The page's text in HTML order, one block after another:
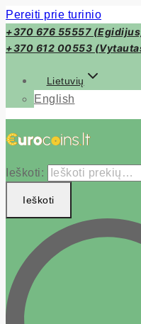
Pereiti prie turinio
+370 676 55557
+370 612 00553
Lietuvių
English
Ieškoti:
Ieškoti